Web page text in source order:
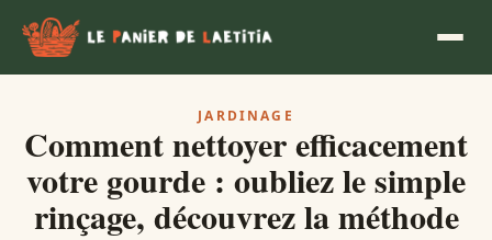
JARDINAGE
Comment nettoyer efficacement
votre gourde : oubliez le simple
rinçage, découvrez la méthode